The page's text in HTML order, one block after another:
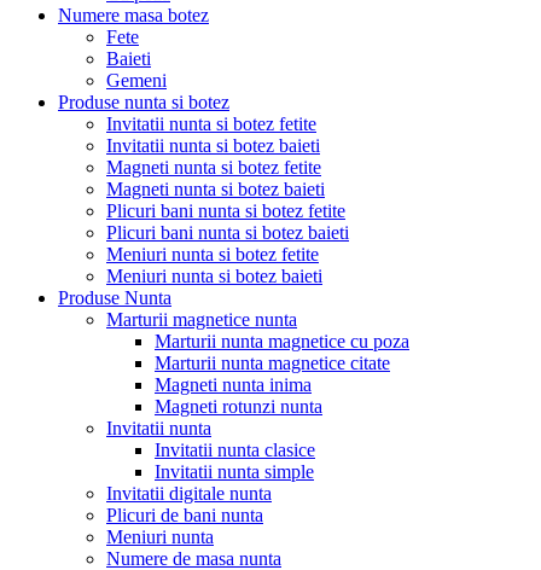
Numere masa botez
Fete
Baieti
Gemeni
Produse nunta si botez
Invitatii nunta si botez fetite
Invitatii nunta si botez baieti
Magneti nunta si botez fetite
Magneti nunta si botez baieti
Plicuri bani nunta si botez fetite
Plicuri bani nunta si botez baieti
Meniuri nunta si botez fetite
Meniuri nunta si botez baieti
Produse Nunta
Marturii magnetice nunta
Marturii nunta magnetice cu poza
Marturii nunta magnetice citate
Magneti nunta inima
Magneti rotunzi nunta
Invitatii nunta
Invitatii nunta clasice
Invitatii nunta simple
Invitatii digitale nunta
Plicuri de bani nunta
Meniuri nunta
Numere de masa nunta